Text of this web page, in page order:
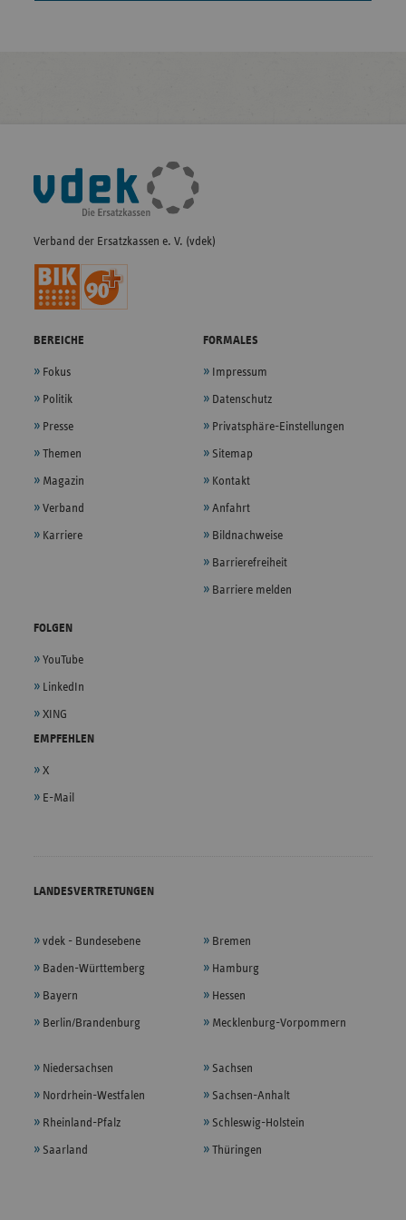
Fußleisten-
Navigation
Verband der Ersatzkassen e. V. (vdek)
BEREICHE
Fokus
Politik
Presse
Themen
Magazin
Verband
Karriere
FORMALES
Impressum
Datenschutz
Privatsphäre-Einstellungen
Sitemap
Kontakt
Anfahrt
Bildnachweise
Barrierefreiheit
Barriere melden
FOLGEN
YouTube
LinkedIn
XING
EMPFEHLEN
X
E-Mail
LANDESVERTRETUNGEN
vdek - Bundesebene
Baden-Württemberg
Bayern
Berlin/Brandenburg
Bremen
Hamburg
Hessen
Mecklenburg-Vorpommern
Niedersachsen
Nordrhein-Westfalen
Rheinland-Pfalz
Saarland
Sachsen
Sachsen-Anhalt
Schleswig-Holstein
Thüringen